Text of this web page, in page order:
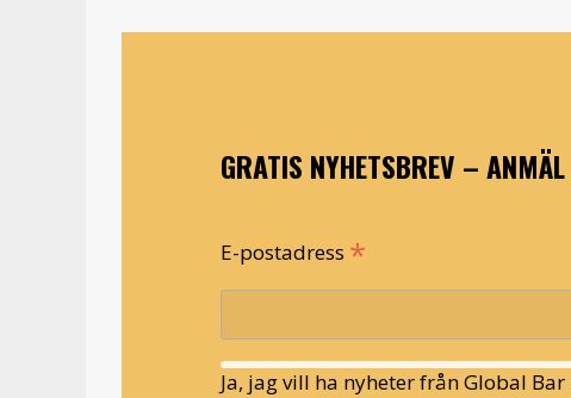
GRATIS NYHETSBREV –
E-postadress *
Ja, jag vill ha nyheter från Global